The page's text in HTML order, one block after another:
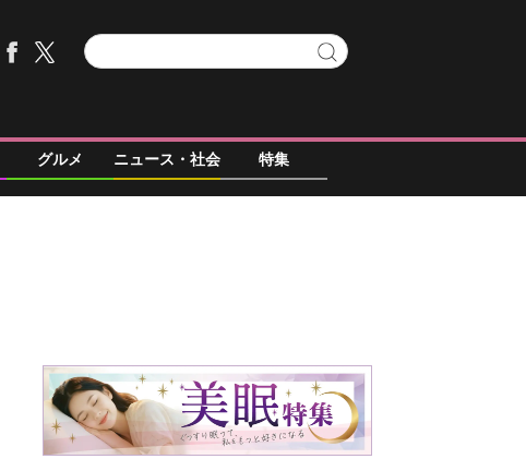
グルメ ニュース・社会 特集